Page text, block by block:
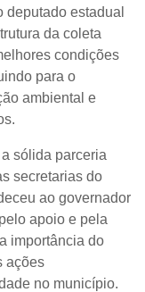
estadual
da coleta
condições
para o
ambiental e
sólida parceria
secretarias do
ao governador
apoio e pela
importância do
ações
no município.